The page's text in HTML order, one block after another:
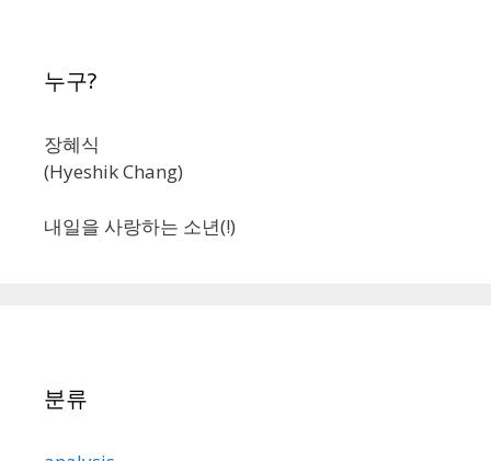
누구?
장혜식
(Hyeshik Chang)
내일을 사랑하는 소년(!)
분류